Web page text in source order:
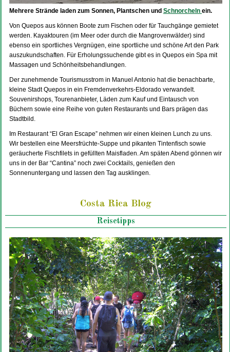
Mehrere Strände laden zum Sonnen, Plantschen und Schnorcheln ein.
Von Quepos aus können Boote zum Fischen oder für Tauchgänge gemietet
werden. Kayaktouren (im Meer oder durch die Mangrovenwälder) sind
ebenso ein sportliches Vergnügen, eine sportliche und schöne Art den Park
auszukundschaften. Für Erholungssuchende gibt es in Quepos ein Spa mit
Massagen und Schönheitsbehandlungen.
Der zunehmende Tourismusstrom in Manuel Antonio hat die benachbarte,
kleine Stadt Quepos in ein Fremdenverkehrs-Eldorado verwandelt.
Souvenirshops, Tourenanbieter, Läden zum Kauf und Eintausch von
Büchern sowie eine Reihe von guten Restaurants und Bars prägen das
Stadtbild.
Im Restaurant “El Gran Escape” nehmen wir einen kleinen Lunch zu uns.
Wir bestellen eine Meersfrüchte-Suppe und pikanten Tintenfisch sowie
geräucherte Fischfilets in gefüllten Maisfladen. Am späten Abend gönnen wir
uns in der Bar “Cantina” noch zwei Cocktails, genießen den
Sonnenuntergang und lassen den Tag ausklingen.
Costa Rica Blog
Reisetipps